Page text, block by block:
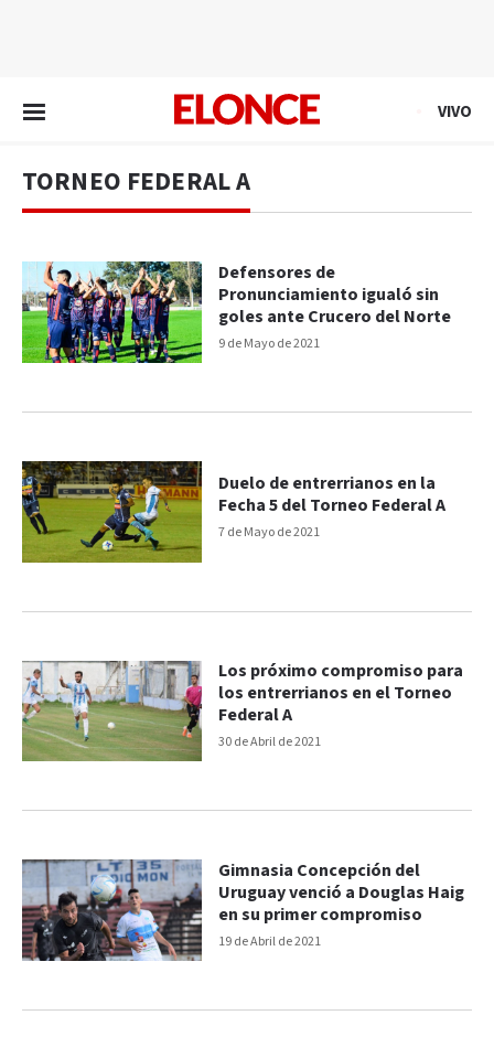
VIVO
TORNEO FEDERAL A
9 de Mayo de 2021
Defensores de
Pronunciamiento igualó sin
goles ante Crucero del Norte
7 de Mayo de 2021
Duelo de entrerrianos en la
Fecha 5 del Torneo Federal A
30 de Abril de 2021
Los próximo compromiso para
los entrerrianos en el Torneo
Federal A
19 de Abril de 2021
Gimnasia Concepción del
Uruguay venció a Douglas Haig
en su primer compromiso